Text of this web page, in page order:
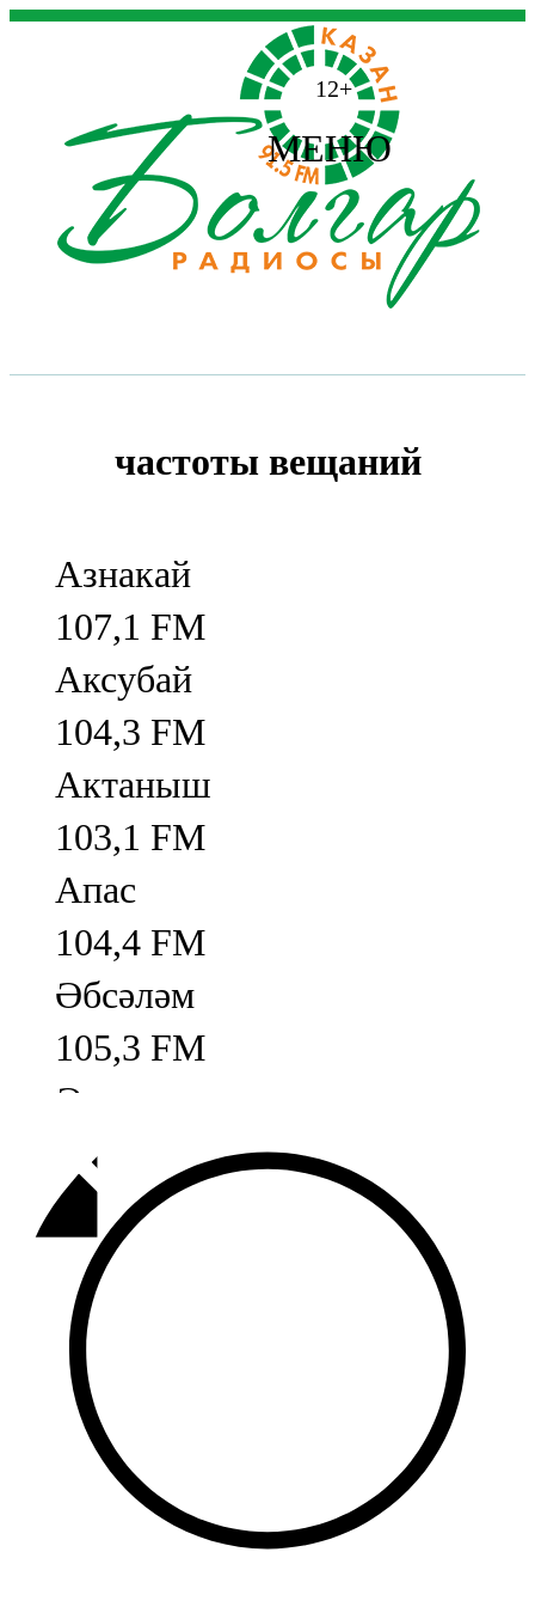
12+
МЕНЮ
частоты вещаний
Азнакай
107,1 FM
Аксубай
104,3 FM
Актаныш
103,1 FM
Апас
104,4 FM
Әбсәләм
105,3 FM
Әлмәт
92,9 FM
Базарлы матак
107,1 FM
Балык бистәсе
104,9 FM
Баулы
107,5 FM
Биләр